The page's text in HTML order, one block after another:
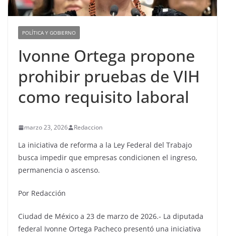
POLÍTICA Y GOBIERNO
Ivonne Ortega propone
prohibir pruebas de VIH
como requisito laboral
marzo 23, 2026 Redaccion
La iniciativa de reforma a la Ley Federal del Trabajo
busca impedir que empresas condicionen el ingreso,
permanencia o ascenso.
Por Redacción
Ciudad de México a 23 de marzo de 2026.- La diputada
federal Ivonne Ortega Pacheco presentó una iniciativa